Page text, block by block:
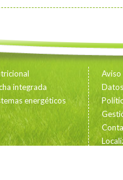
integrada
energéticos
Aviso